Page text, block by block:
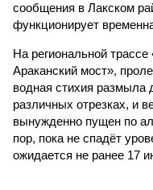
сообщения в Лакском
функционирует
На региональной
Араканский мост»,
водная стихия размыла
различных отрезках, и
вынужденно пущен по
пор, пока не спадёт
ожидается не ранее 17